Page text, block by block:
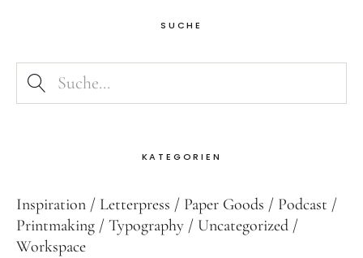
SUCHE
KATEGORIEN
Inspiration Letterpress Paper Goods
Podcast
Printmaking
Typography
Uncategorized
Workspace